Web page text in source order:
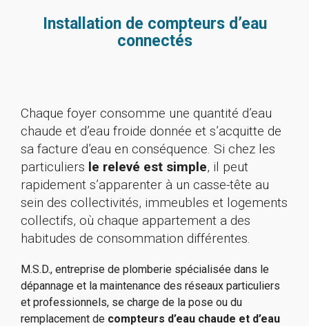
Installation de compteurs d’eau
connectés
Chaque foyer consomme une quantité d’eau
chaude et d’eau froide donnée et s’acquitte de
sa facture d’eau en conséquence. Si chez les
particuliers le relevé est simple, il peut
rapidement s’apparenter à un casse-tête au
sein des collectivités, immeubles et logements
collectifs, où chaque appartement a des
habitudes de consommation différentes.
M.S.D., entreprise de plomberie spécialisée dans le
dépannage et la maintenance des réseaux particuliers
et professionnels, se charge de la pose ou du
remplacement de compteurs d’eau chaude et d’eau